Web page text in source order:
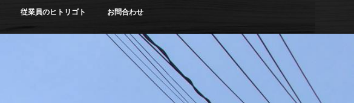
従業員のヒトリゴト お問合わせ